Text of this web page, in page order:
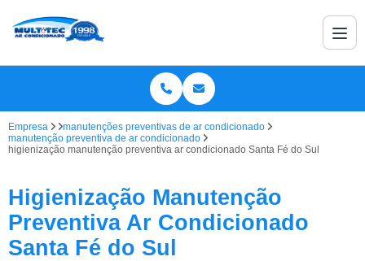
Empresa
manutenções preventivas de ar condicionado
manutenção preventiva de ar condicionado
higienização manutenção preventiva ar condicionado Santa Fé do Sul
Higienização Manutenção
Preventiva Ar Condicionado
Santa Fé do Sul